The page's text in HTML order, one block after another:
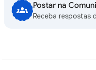
Postar na
Receba respostas